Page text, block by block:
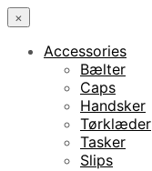
×
Accessories
Bælter
Caps
Handsker
Tørklæder
Tasker
Slips